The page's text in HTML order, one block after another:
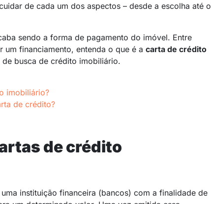
de cada um dos aspectos – desde a escolha até o
sendo a forma de pagamento do imóvel. Entre
financiamento, entenda o que é a carta de crédito
busca de crédito imobiliário.
imobiliário?
de crédito?
de crédito
instituição financeira (bancos) com a finalidade de